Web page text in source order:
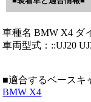
車種名 BMW X4 ダ
車両型式：::UJ20
■適合するベースキ
BMW X4